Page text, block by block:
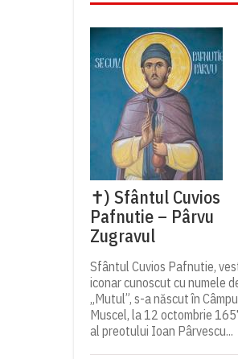
✝) Sfântul Cuvios
Pafnutie – Pârvu
Zugravul
Sfântul Cuvios Pafnutie,
iconar cunoscut cu numele
„Mutul”, s-a născut în
Muscel, la 12 octombrie
al preotului Ioan Pârvescu...